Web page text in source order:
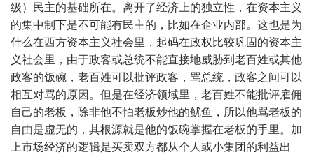
级）民主的基础所在。离开了经济上的独立性，在资本主义
的集中制下是不可能有民主的，比如在企业内部。这也是为
什么在西方资本主义社会里，起码在政权比较巩固的资本主
义社会里，由于政客或总统不能直接地威胁到老百姓或其他
政客的饭碗，老百姓可以批评政客，骂总统，政客之间可以
相互对骂的原因。但是在经济领域里，老百姓不能批评雇佣
自己的老板，除非他不怕老板炒他的鱿鱼，所以他骂老板的
自由是虚无的，其根源就是他的饭碗掌握在老板的手里。加
上市场经济的逻辑是买卖双方都从个人或小集团的利益出